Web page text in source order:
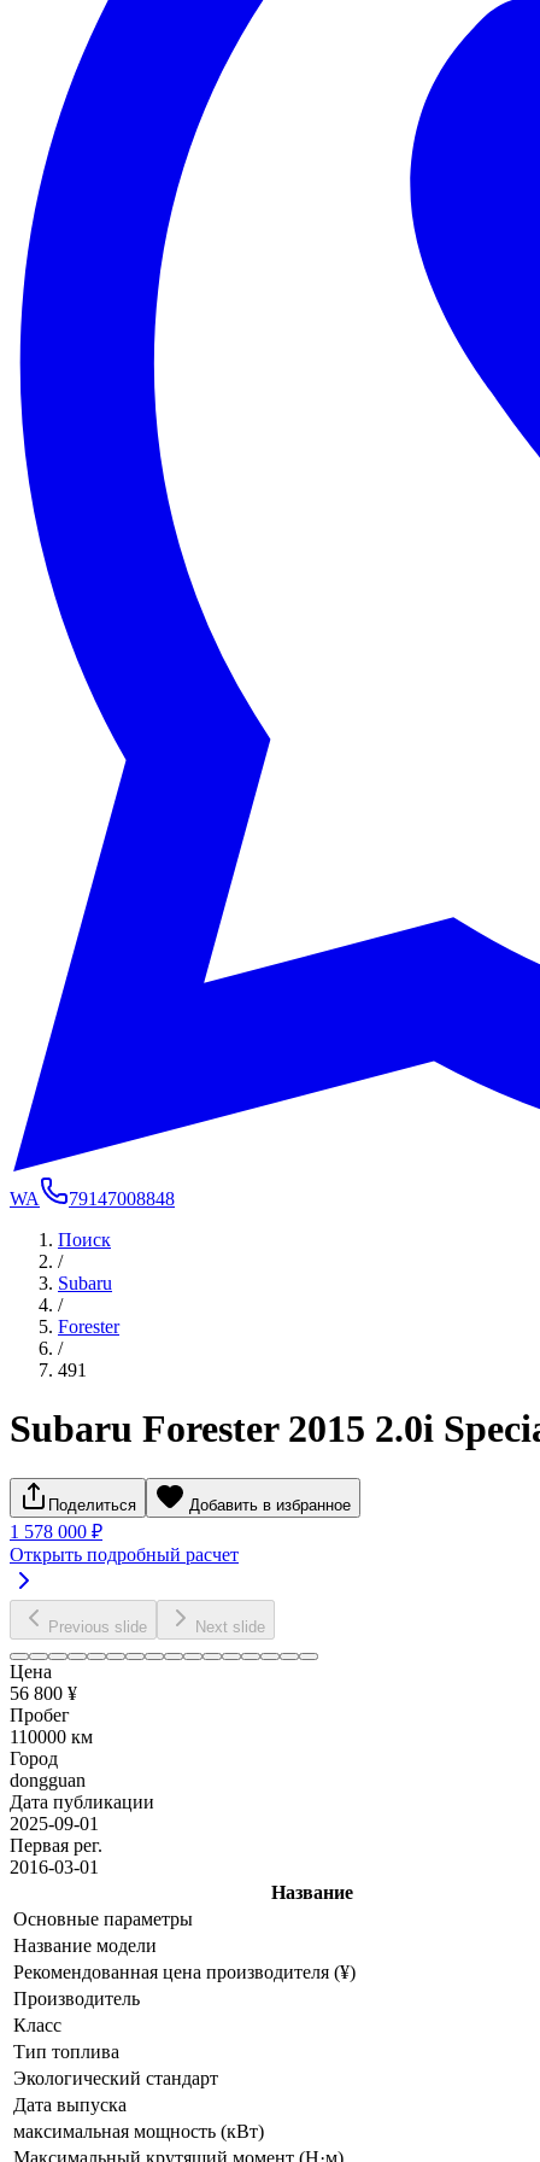
WA
79147008848
Поиск
/
Subaru
/
Forester
/
491
Subaru Forester 2015 2.0i
Поделиться Добавить в избранное
1 578 000 ₽
Открыть подробный расчет
Previous slide Next slide
Цена
56 800 ¥
Пробег
110000 км
Город
dongguan
Дата публикации
2025-09-01
Первая рег.
2016-03-01
Название
Основные параметры
Название модели
Рекомендованная цена производителя (¥)
Производитель
Класс
Тип топлива
Экологический стандарт
Дата выпуска
максимальная мощность (кВт)
Максимальный крутящий момент (Н·м)